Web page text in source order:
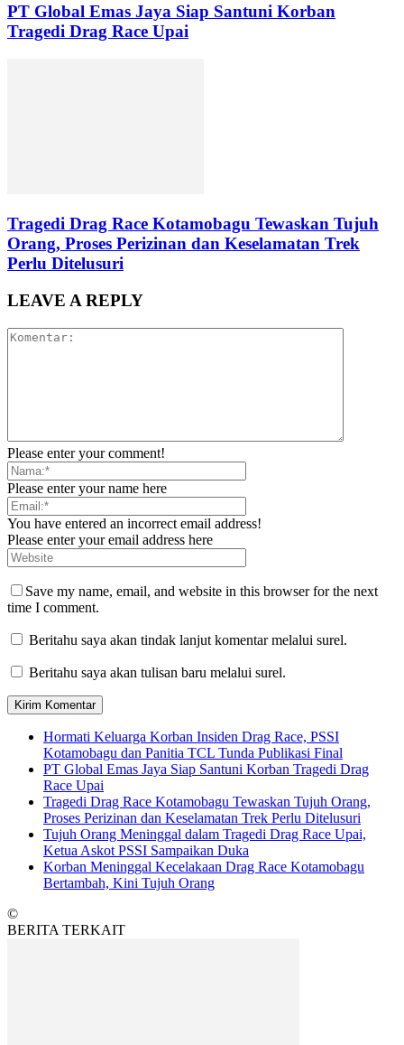
PT Global Emas Jaya Siap Santuni Korban
Tragedi Drag Race Upai
Tragedi Drag Race Kotamobagu Tewaskan Tujuh
Orang, Proses Perizinan dan Keselamatan Trek
Perlu Ditelusuri
LEAVE A REPLY
Please enter your comment!
Please enter your name here
You have entered an incorrect email address!
Please enter your email address here
Save my name, email, and website in this browser for the next
time I comment.
Beritahu saya akan tindak lanjut komentar melalui surel.
Beritahu saya akan tulisan baru melalui surel.
Hormati Keluarga Korban Insiden Drag Race, PSSI
Kotamobagu dan Panitia TCL Tunda Publikasi Final
PT Global Emas Jaya Siap Santuni Korban Tragedi Drag
Race Upai
Tragedi Drag Race Kotamobagu Tewaskan Tujuh Orang,
Proses Perizinan dan Keselamatan Trek Perlu Ditelusuri
Tujuh Orang Meninggal dalam Tragedi Drag Race Upai,
Ketua Askot PSSI Sampaikan Duka
Korban Meninggal Kecelakaan Drag Race Kotamobagu
Bertambah, Kini Tujuh Orang
©
BERITA TERKAIT